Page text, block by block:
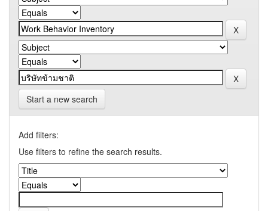
Start a new search
Add filters:
Use filters to refine the search results.